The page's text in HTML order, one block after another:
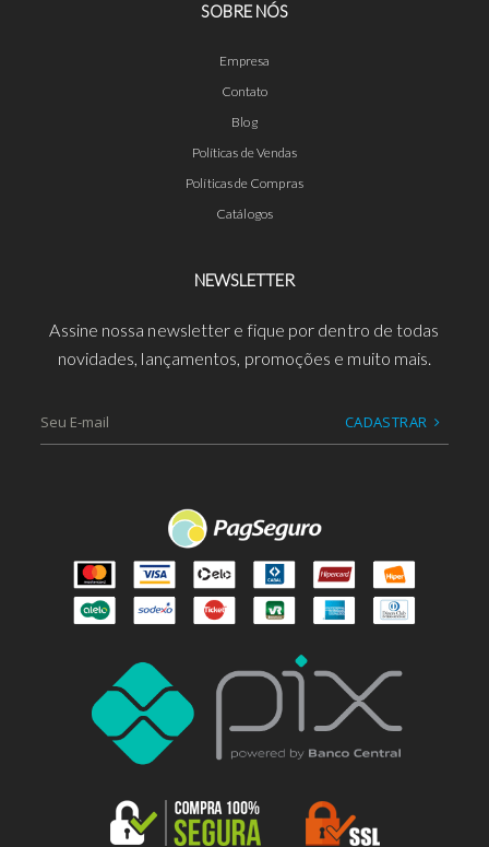
SOBRE NÓS
Empresa
Contato
Blog
Políticas de Vendas
Políticas de Compras
Catálogos
NEWSLETTER
Assine nossa newsletter e fique por dentro de todas
novidades, lançamentos, promoções e muito mais.
CADASTRAR